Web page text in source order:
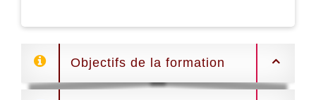
Objectifs de la formation